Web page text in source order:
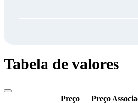
Tabela de valores
Preço Preço